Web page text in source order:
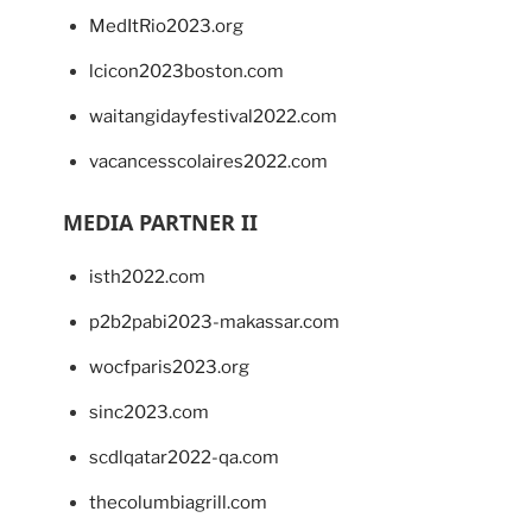
MedItRio2023.org
lcicon2023boston.com
waitangidayfestival2022.com
vacancesscolaires2022.com
MEDIA PARTNER II
isth2022.com
p2b2pabi2023-makassar.com
wocfparis2023.org
sinc2023.com
scdlqatar2022-qa.com
thecolumbiagrill.com